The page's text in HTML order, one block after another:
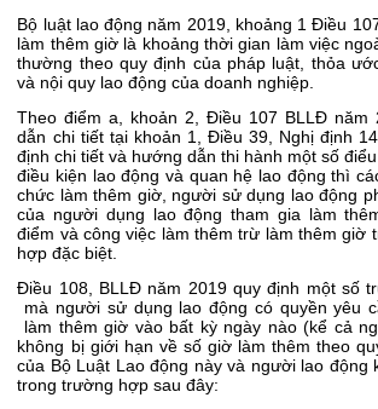
Bộ luật lao động năm 2019, khoảng 1 Điều
làm thêm giờ là khoảng thời gian làm việc
thường theo quy định của pháp luật, thỏa
và nội quy lao động của doanh nghiệp.
Theo điểm a, khoản 2, Điều 107 BLLĐ năm
dẫn chi tiết tại khoản 1, Điều 39, Nghị định
định chi tiết và hướng dẫn thi hành một số
điều kiện lao động và quan hệ lao động thì
chức làm thêm giờ, người sử dụng lao động
của người dụng lao động tham gia làm
điểm và công việc làm thêm trừ làm thêm giờ
hợp đặc biệt.
Điều 108, BLLĐ năm 2019 quy định một số
mà người sử dụng lao động có quyền yêu
làm thêm giờ vào bất kỳ ngày nào (kể cả
không bị giới hạn về số giờ làm thêm theo
của Bộ Luật Lao động này và người lao động
trong trường hợp sau đây: